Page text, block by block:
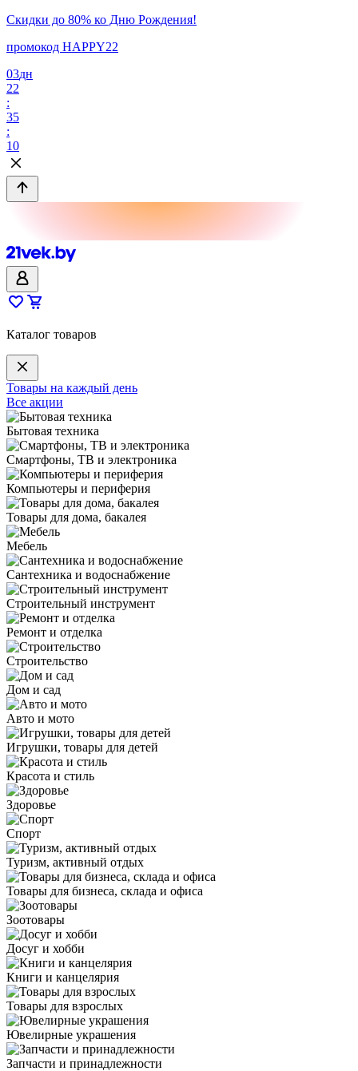
Скидки до 80% ко Дню Рождения!
промокод HAPPY22
03дн
22
:
35
:
10
Каталог товаров
Товары на каждый день
Все акции
Бытовая техника
Смартфоны, ТВ и электроника
Компьютеры и периферия
Товары для дома, бакалея
Мебель
Сантехника и водоснабжение
Строительный инструмент
Ремонт и отделка
Строительство
Дом и сад
Авто и мото
Игрушки, товары для детей
Красота и стиль
Здоровье
Спорт
Туризм, активный отдых
Товары для бизнеса, склада и офиса
Зоотовары
Досуг и хобби
Книги и канцелярия
Товары для взрослых
Ювелирные украшения
Запчасти и принадлежности